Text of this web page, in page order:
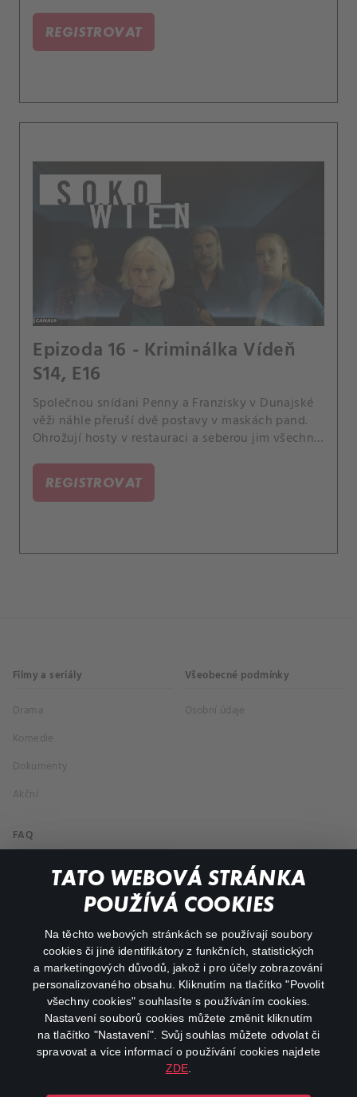
TATO WEBOVÁ STRÁNKA
POUŽÍVÁ COOKIES
Na těchto webových stránkách se používají soubory
cookies či jiné identifikátory z funkčních, statistických
a marketingových důvodů, jakož i pro účely zobrazování
personalizovaného obsahu. Kliknutím na tlačítko "Povolit
všechny cookies" souhlasíte s používáním cookies.
Nastavení souborů cookies můžete změnit kliknutím
na tlačítko "Nastavení". Svůj souhlas můžete odvolat či
spravovat a více informací o používání cookies najdete
ZDE
REGISTROVAT
Epizoda 16 - Kriminálka Vídeň
S14, E16
Společnou snídani Penny a Franzisky v Dunajské
věži náhle přeruší dvě postavy v maskách pand.
Ohrožují hosty v restauraci a seberou jim všechny
REGISTROVAT
Filmy a seriály
Drama
Komedie
Dokumenty
Akční
Všeobecné podmínky
Osobní údaje
FAQ
Můj účet
Důležité odkazy
facebookinstagram
youtube